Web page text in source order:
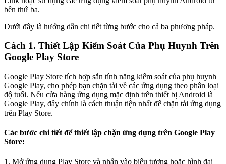
bên thứ ba.
Dưới đây là hướng dẫn chi tiết từng bước cho cả ba phương pháp.
Cách 1. Thiết Lập Kiểm Soát Của Phụ Huynh Trên
Google Play Store
Google Play Store tích hợp sẵn tính năng kiểm soát của phụ huynh
Google Play, cho phép bạn chặn tải về các ứng dụng theo phân loại
độ tuổi. Nếu cửa hàng ứng dụng mặc định trên thiết bị Android là
Google Play, đây chính là cách thuận tiện nhất để chặn tải ứng dụng
trên Play Store.
Các bước chi tiết để thiết lập chặn ứng dụng trên Google Play
Store:
1. Mở ứng dụng Play Store và nhấn vào biểu tượng hoặc hình đại